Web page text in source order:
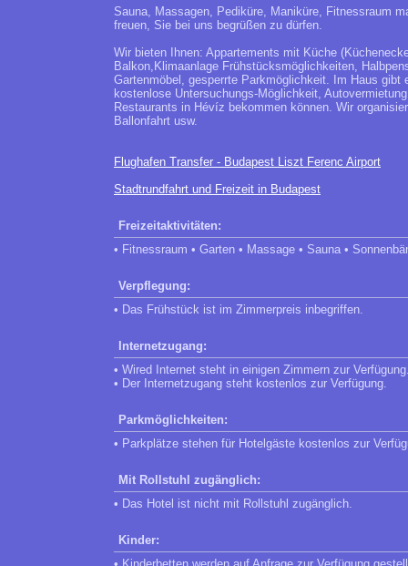
Sauna, Massagen, Pediküre, Maniküre, Fitnessraum
freuen, Sie bei uns begrüßen zu dürfen.
Wir bieten Ihnen: Appartements mit Küche
Balkon,Klimaanlage Frühstücksmöglichkeiten,
Gartenmöbel, gesperrte Parkmöglichkeit. Im Haus
kostenlose Untersuchungs-Möglichkeit,
Restaurants in Hévíz bekommen können. Wir
Ballonfahrt usw.
Flughafen Transfer - Budapest Liszt Ferenc Airport
Stadtrundfahrt und Freizeit in Budapest
Freizeitaktivitäten:
• Fitnessraum • Garten • Massage • Sauna •
Verpflegung:
• Das Frühstück ist im Zimmerpreis inbegriffen.
Internetzugang:
• Wired Internet steht in einigen Zimmern zur
• Der Internetzugang steht kostenlos zur Verfügung.
Parkmöglichkeiten:
• Parkplätze stehen für Hotelgäste kostenlos zur
Mit Rollstuhl zugänglich:
• Das Hotel ist nicht mit Rollstuhl zugänglich.
Kinder: